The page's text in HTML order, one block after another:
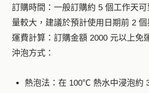
訂購時間：一般訂購約 5 個工作天
量較大，建議於預計使用日期前 2 個
運費計算：訂購金額 2000 元以上免
沖泡方式：
熱泡法：在 100℃ 熱水中浸泡約